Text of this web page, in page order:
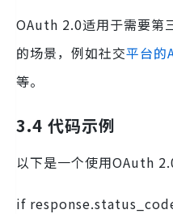
OAuth 2.0适用于需要第
的场景，例如社交平台的
等。
3.4 代码示例
以下是一个使用OAuth
if